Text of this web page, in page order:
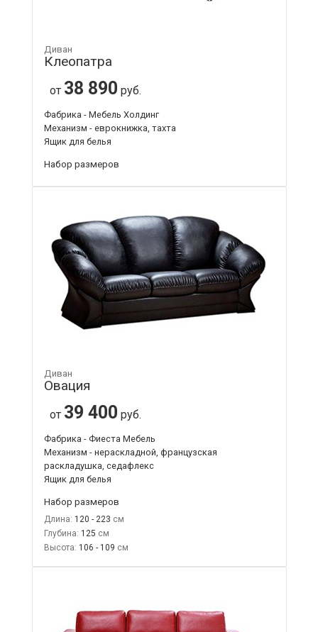
Диван
Клеопатра
от 38 890 руб.
Фабрика - Мебель Холдинг
Механизм - еврокнижка, тахта
Ящик для белья
Набор размеров
Диван
Овация
от 39 400 руб.
Фабрика - Фиеста Мебель
Механизм - нераскладной, французская
раскладушка, седафлекс
Ящик для белья
Набор размеров
Длина: 120 - 223
Глубина: 125
Высота: 106 - 109